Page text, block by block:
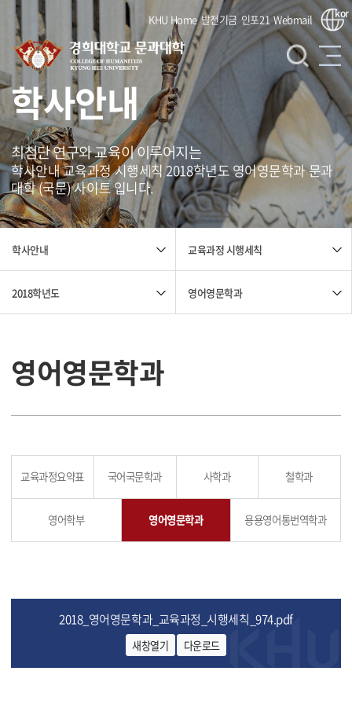
KHU Home 발전기금 인포21 Webmail kor
학사안내
최첨단 연구와 교육이 이루어지는
학사안내 교육과정 시행세칙 2018학년도 영어영문학과 문과
대학 (국문) 사이트 입니다.
학사안내 교육과정 시행세칙
2018학년도 영어영문학과
영어영문학과
교육과정요약표 국어국문학과 사학과 철학과
영어학부 영어영문학과 용용영어통번역학과
2018_영어영문학과_교육과정_시행세칙_974.pdf
새창열기 다운로드